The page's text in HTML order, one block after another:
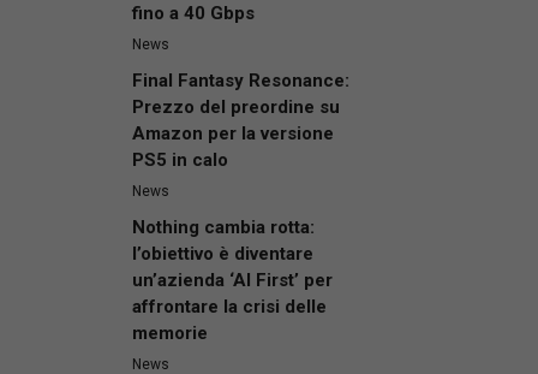
fino a 40 Gbps
News
Final Fantasy Resonance:
Prezzo del preordine su
Amazon per la versione
PS5 in calo
News
Nothing cambia rotta:
l’obiettivo è diventare
un’azienda ‘AI First’ per
affrontare la crisi delle
memorie
News